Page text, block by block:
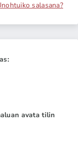
salasana?
avata tilin